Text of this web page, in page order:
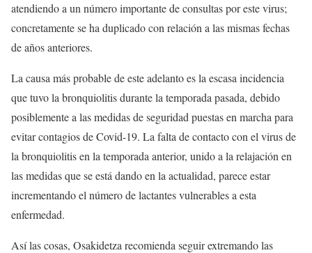
atendiendo a un número importante de consultas por este virus;
concretamente se ha duplicado con relación a las mismas fechas
de años anteriores.
La causa más probable de este adelanto es la escasa incidencia
que tuvo la bronquiolitis durante la temporada pasada, debido
posiblemente a las medidas de seguridad puestas en marcha para
evitar contagios de Covid-19. La falta de contacto con el virus de
la bronquiolitis en la temporada anterior, unido a la relajación en
las medidas que se está dando en la actualidad, parece estar
incrementando el número de lactantes vulnerables a esta
enfermedad.
Así las cosas, Osakidetza recomienda seguir extremando las